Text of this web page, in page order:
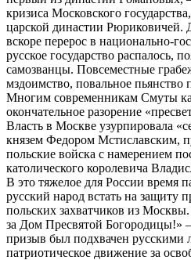
кризиса Московского
царской династии Рюриковичей.
вскоре перерос в национально-
русское государство распалось,
самозванцы. Повсеместные
мздоимство, повальное пьянство
Многим современникам Смуты
окончательное разорение
Власть в Москве узурпировала
князем Федором Мстиславским,
польские войска с намерением
католического королевича
В это тяжелое для России время
русский народ встать на защиту
польских захватчиков из
за Дом Пресвятой Богородицы!»
призыв был подхвачен русскими
патриотическое движение за